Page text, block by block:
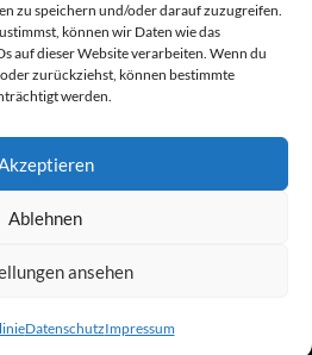
zu speichern und/oder darauf zuzugreifen.
können wir Daten wie das
auf dieser Website verarbeiten. Wenn du
zurückziehst, können bestimmte
werden.
Akzeptieren
Ablehnen
ansehen
DatenschutzImpressum
Impressum
GmbH
Cookie-Richtlinie (EU)